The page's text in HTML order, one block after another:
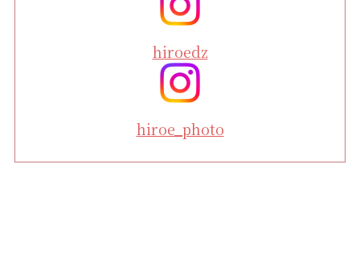
hiroedz
hiroe_photo